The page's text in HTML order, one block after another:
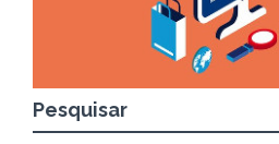
Pesquisar